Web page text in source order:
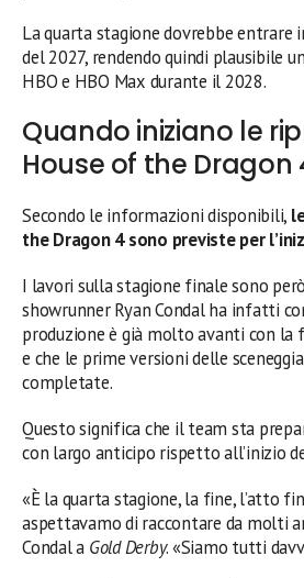
La quarta stagione dovrebbe entrare
del 2027, rendendo quindi plausibile
HBO e HBO Max durante il 2028.
Quando iniziano le
House of the Dragon
Secondo le informazioni disponibili,
the Dragon 4 sono previste per
I lavori sulla stagione finale sono
showrunner Ryan Condal ha infatti
produzione è già molto avanti con la
e che le prime versioni delle
completate.
Questo significa che il team sta
con largo anticipo rispetto all’inizio
«È la quarta stagione, la fine, l’atto
aspettavamo di raccontare da molti
Condal a Gold Derby. «Siamo tutti